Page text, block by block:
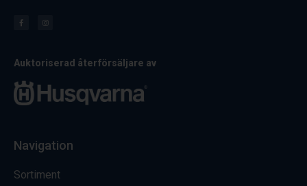
Auktoriserad återförsäljare av
Navigation
Sortiment